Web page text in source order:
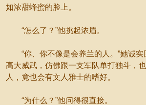
如浓甜蜂蜜的脸上。
“怎么了？”他挑起浓眉。
“你、你不像是会养兰的人。”她诚实
高大威武，仿佛跟一支军队单打独斗，
人，竟也会有文人雅士的嗜好。
“为什么？”他问得很直接。